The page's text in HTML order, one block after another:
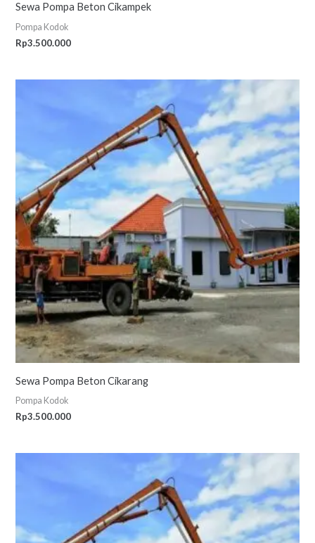
Sewa Pompa Beton Cikampek
Pompa Kodok
Rp3.500.000
Sewa Pompa Beton Cikarang
Pompa Kodok
Rp3.500.000